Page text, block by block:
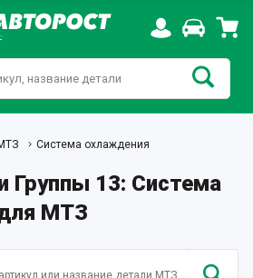
Система охлаждения
Группы 13: Система
МТЗ